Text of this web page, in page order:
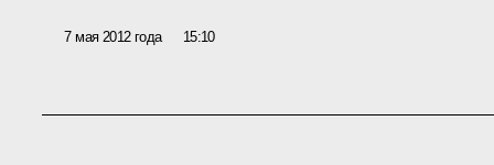
7 мая 2012 года 15:10